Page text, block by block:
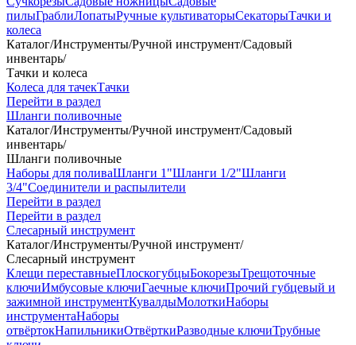
пилыГраблиЛопатыРучные культиваторыСекаторыТачки и
колеса
Каталог/Инструменты/Ручной инструмент/Садовый
инвентарь/
Тачки и колеса
Колеса для тачекТачки
Перейти в раздел
Шланги поливочные
Каталог/Инструменты/Ручной инструмент/Садовый
инвентарь/
Шланги поливочные
Наборы для поливаШланги 1"Шланги 1/2"Шланги
3/4"Соединители и распылители
Перейти в раздел
Перейти в раздел
Слесарный инструмент
Каталог/Инструменты/Ручной инструмент/
Слесарный инструмент
Клещи переставныеПлоскогубцыБокорезыТрещоточные
ключиИмбусовые ключиГаечные ключиПрочий губцевый и
зажимной инструментКувалдыМолоткиНаборы
инструментаНаборы
отвёртокНапильникиОтвёрткиРазводные ключиТрубные